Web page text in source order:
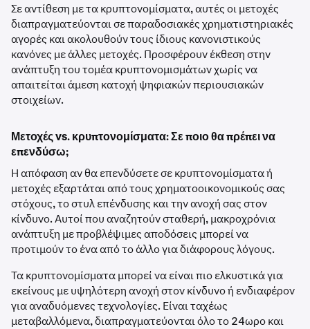
Σε αντίθεση με τα κρυπτονομίσματα, αυτές οι μετοχές
διαπραγματεύονται σε παραδοσιακές χρηματιστηριακές
αγορές και ακολουθούν τους ίδιους κανονιστικούς
κανόνες με άλλες μετοχές. Προσφέρουν έκθεση στην
ανάπτυξη του τομέα κρυπτονομισμάτων χωρίς να
απαιτείται άμεση κατοχή ψηφιακών περιουσιακών
στοιχείων.
Μετοχές vs. κρυπτονομίσματα: Σε ποιο θα πρέπει να
επενδύσω;
Η απόφαση αν θα επενδύσετε σε κρυπτονομίσματα ή
μετοχές εξαρτάται από τους χρηματοοικονομικούς σας
στόχους, το στυλ επένδυσης και την ανοχή σας στον
κίνδυνο. Αυτοί που αναζητούν σταθερή, μακροχρόνια
ανάπτυξη με προβλέψιμες αποδόσεις μπορεί να
προτιμούν το ένα από το άλλο για διάφορους λόγους.
Τα κρυπτονομίσματα μπορεί να είναι πιο ελκυστικά για
εκείνους με υψηλότερη ανοχή στον κίνδυνο ή ενδιαφέρον
για αναδυόμενες τεχνολογίες. Είναι ταχέως
μεταβαλλόμενα, διαπραγματεύονται όλο το 24ωρο και